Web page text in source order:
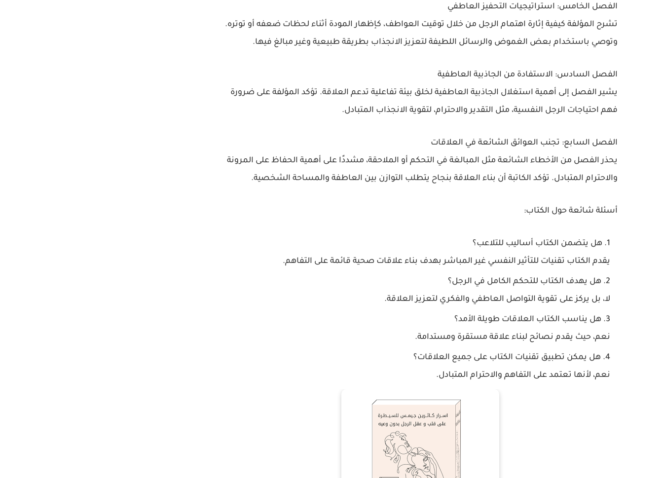
الفصل الخامس: استراتيجيات التحفيز العاطفي
تشرح المؤلفة كيفية إثارة اهتمام الرجل من خلال توقيت العواطف، كإظهار المودة أثناء لحظات ضعفه أو توتره.
وتوصي باستخدام بعض الغموض والرسائل اللطيفة لتعزيز الانجذاب بطريقة طبيعية وغير مبالغ فيها.
الفصل السادس: الاستفادة من الجاذبية العاطفية
يشير الفصل إلى أهمية استغلال الجاذبية العاطفية لخلق بيئة تفاعلية تدعم العلاقة. تؤكد المؤلفة على ضرورة
فهم احتياجات الرجل النفسية، مثل التقدير والاحترام، لتقوية الانجذاب المتبادل.
الفصل السابع: تجنب العوائق الشائعة في العلاقات
يحذر الفصل من الأخطاء الشائعة مثل المبالغة في التحكم أو الملاحقة، مشددًا على أهمية الحفاظ على المرونة
والاحترام المتبادل. تؤكد الكاتبة أن بناء العلاقة بنجاح يتطلب التوازن بين العاطفة والمساحة الشخصية.
أسئلة شائعة حول الكتاب:
هل يتضمن الكتاب أساليب للتلاعب؟
يقدم الكتاب تقنيات للتأثير النفسي غير المباشر بهدف بناء علاقات صحية قائمة على التفاهم.
هل يهدف الكتاب للتحكم الكامل في الرجل؟
لا، بل يركز على تقوية التواصل العاطفي والفكري لتعزيز العلاقة.
هل يناسب الكتاب العلاقات طويلة الأمد؟
نعم، حيث يقدم نصائح لبناء علاقة مستقرة ومستدامة.
هل يمكن تطبيق تقنيات الكتاب على جميع العلاقات؟
نعم، لأنها تعتمد على التفاهم والاحترام المتبادل.